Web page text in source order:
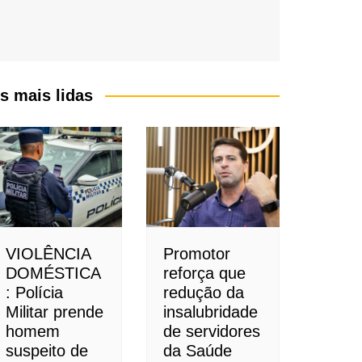
mais lidas
VIOLÊNCIA
DOMÉSTICA
: Polícia
Militar prende
homem
suspeito de
Promotor
reforça que
redução da
insalubridade
de servidores
da Saúde